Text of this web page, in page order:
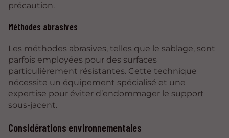
précaution.
Méthodes abrasives
Les méthodes abrasives, telles que le sablage, sont
parfois employées pour des surfaces
particulièrement résistantes. Cette technique
nécessite un équipement spécialisé et une
expertise pour éviter d’endommager le support
sous-jacent.
Considérations environnementales